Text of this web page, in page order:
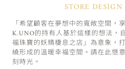
STORE
「希望顧客在夢想中的寬敞空間，
K.UNO的持有人基於這樣的想法，
福珠寶的妖精棲息之店」為意象，
繞形成的溫暖幸福空間。請在此愜
刻時光。